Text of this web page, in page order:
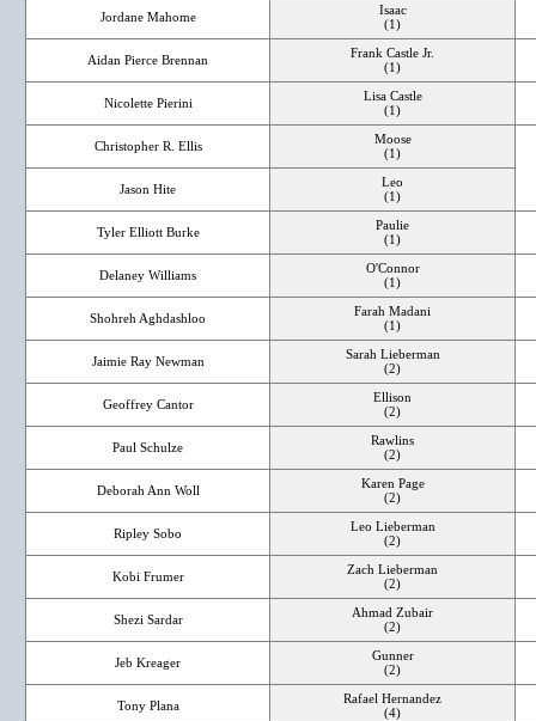
Jordane Mahome
Isaac
(1)
Aidan Pierce Brennan
Frank Castle Jr.
(1)
Nicolette Pierini
Lisa Castle
(1)
Christopher R. Ellis
Moose
(1)
Jason Hite
Leo
(1)
Tyler Elliott Burke
Paulie
(1)
Delaney Williams
O'Connor
(1)
Shohreh Aghdashloo
Farah Madani
(1)
Jaimie Ray Newman
Sarah Lieberman
(2)
Geoffrey Cantor
Ellison
(2)
Paul Schulze
Rawlins
(2)
Deborah Ann Woll
Karen Page
(2)
Ripley Sobo
Leo Lieberman
(2)
Kobi Frumer
Zach Lieberman
(2)
Shezi Sardar
Ahmad Zubair
(2)
Jeb Kreager
Gunner
(2)
Tony Plana
Rafael Hernandez
(4)